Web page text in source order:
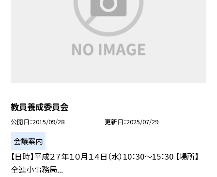
教員養成委員会
公開日 2015/09/28 更新日 2025/07/29
会議案内
【日時】平成２７年１０月１４日（水）10：30〜15：30 【場所】
全連小事務局...